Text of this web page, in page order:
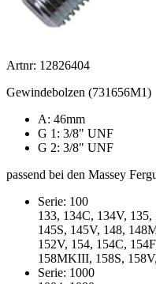
Artnr: 12826404
Gewindebolzen (731656M1)
A: 46mm
G 1: 3/8" UNF
G 2: 3/8" UNF
passend bei den Massey
Serie: 100
133, 134C, 134V,
145S, 145V, 148,
152V, 154, 154C,
158MKIII, 158S,
Serie: 1000